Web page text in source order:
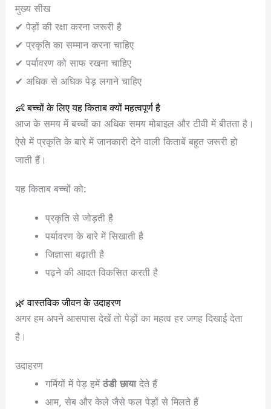
मुख्य सीख
✔ पेड़ों की रक्षा करना जरूरी है
✔ प्रकृति का सम्मान करना चाहिए
✔ पर्यावरण को साफ रखना चाहिए
✔ अधिक से अधिक पेड़ लगाने चाहिए
👶 बच्चों के लिए यह किताब क्यों महत्वपूर्ण है
आज के समय में बच्चों का अधिक समय मोबाइल और टीवी में बीतता है।
ऐसे में प्रकृति के बारे में जानकारी देने वाली किताबें बहुत जरूरी हो
जाती हैं।
यह किताब बच्चों को:
प्रकृति से जोड़ती है
पर्यावरण के बारे में सिखाती है
जिज्ञासा बढ़ाती है
पढ़ने की आदत विकसित करती है
🌿 वास्तविक जीवन के उदाहरण
अगर हम अपने आसपास देखें तो पेड़ों का महत्व हर जगह दिखाई देता
है।
उदाहरण
गर्मियों में पेड़ हमें ठंडी छायादेते हैं
आम, सेब और केले जैसे फल पेड़ों से मिलते हैं